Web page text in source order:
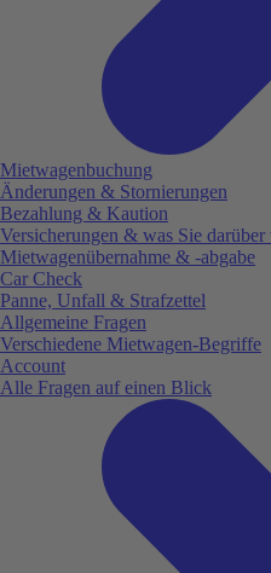
Mietwagenbuchung
Änderungen & Stornierungen
Bezahlung & Kaution
Versicherungen & was Sie darüber
Mietwagenübernahme & -abgabe
Car Check
Panne, Unfall & Strafzettel
Allgemeine Fragen
Verschiedene Mietwagen-Begriffe
Account
Alle Fragen auf einen Blick